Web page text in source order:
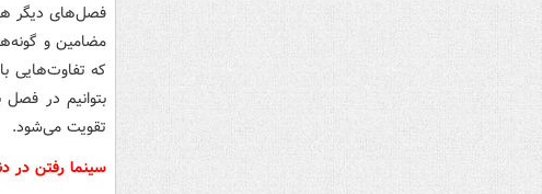
فصل‌های دیگر هم
که تفاوت‌هایی
بتوانیم در
تقویت می‌شود.
سینما رفتن در